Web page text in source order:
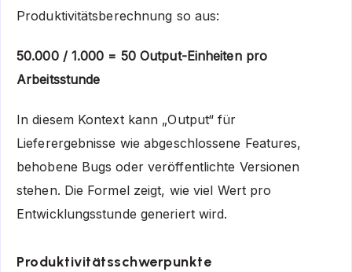
Produktivitätsberechnung so aus:
50.000 / 1.000 = 50 Output-Einheiten pro
Arbeitsstunde
In diesem Kontext kann „Output“ für
Lieferergebnisse wie abgeschlossene Features,
behobene Bugs oder veröffentlichte Versionen
stehen. Die Formel zeigt, wie viel Wert pro
Entwicklungsstunde generiert wird.
Produktivitätsschwerpunkte